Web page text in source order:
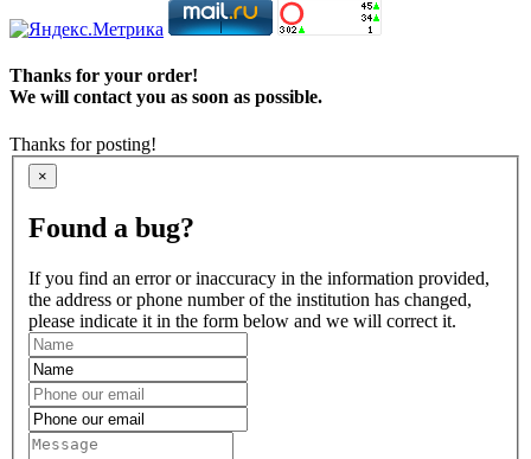
Thanks for your order!
We will contact you as soon as possible.
Thanks for posting!
×
Found a bug?
If you find an error or inaccuracy in the information provided,
the address or phone number of the institution has changed,
please indicate it in the form below and we will correct it.